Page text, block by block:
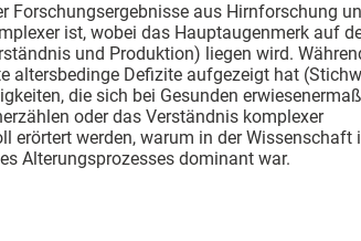
Forschungsergebnisse aus Hirnforschung
ist, wobei das Hauptaugenmerk auf
und Produktion) liegen wird.
altersbedinge Defizite aufgezeigt hat
die sich bei Gesunden
oder das Verständnis komplexer
erörtert werden, warum in der Wissenschaft
Alterungsprozesses dominant war.